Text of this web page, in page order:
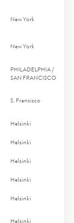
New York
New York
PHILADELPHIA /
SAN FRANCISCO
S. Fransisco
Helsinki
Helsinki
Helsinki
Helsinki
Helsinki
Helsinki